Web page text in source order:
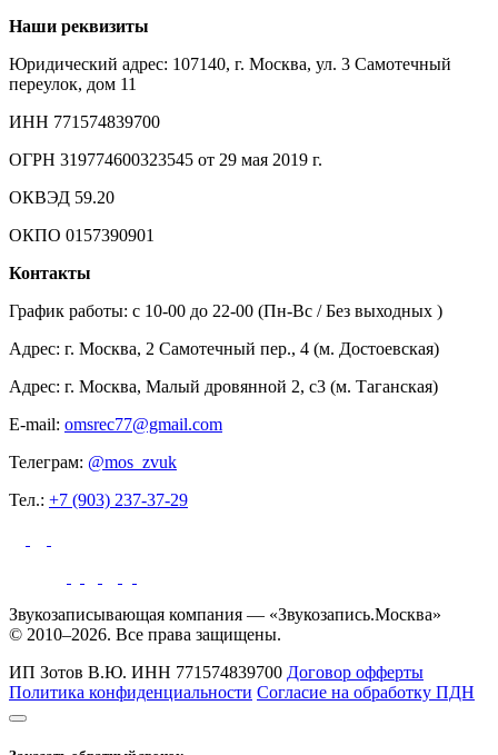
Наши реквизиты
Юридический адрес: 107140, г. Москва, ул. 3 Самотечный
переулок, дом 11
ИНН 771574839700
ОГРН 319774600323545 от 29 мая 2019 г.
ОКВЭД 59.20
ОКПО 0157390901
Контакты
График работы: c 10-00 до 22-00 (Пн-Вс / Без выходных )
Адрес: г. Москва, 2 Самотечный пер., 4 (м. Достоевская)
Адрес: г. Москва, Малый дровянной 2, с3 (м. Таганская)
E-mail: omsrec77@gmail.com
Телеграм: @mos_zvuk
Тел.: +7 (903) 237-37-29
Звукозаписывающая компания — «Звукозапись.Москва»
© 2010–2026. Все права защищены.
ИП Зотов В.Ю. ИНН 771574839700 Договор офферты
Политика конфиденциальности Согласие на обработку ПДН